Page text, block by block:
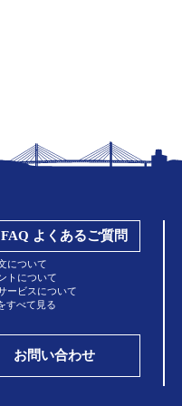
FAQ よくあるご質問
について
トについて
ービスについて
すべて見る
お問い合わせ